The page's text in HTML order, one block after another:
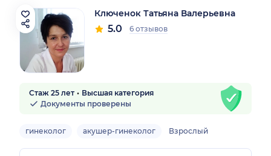
Ключенок Татьяна Валерьевна
5.0 6 отзывов
Стаж 25 лет
Высшая категория
Документы проверены
гинеколог акушер-гинеколог Взрослый